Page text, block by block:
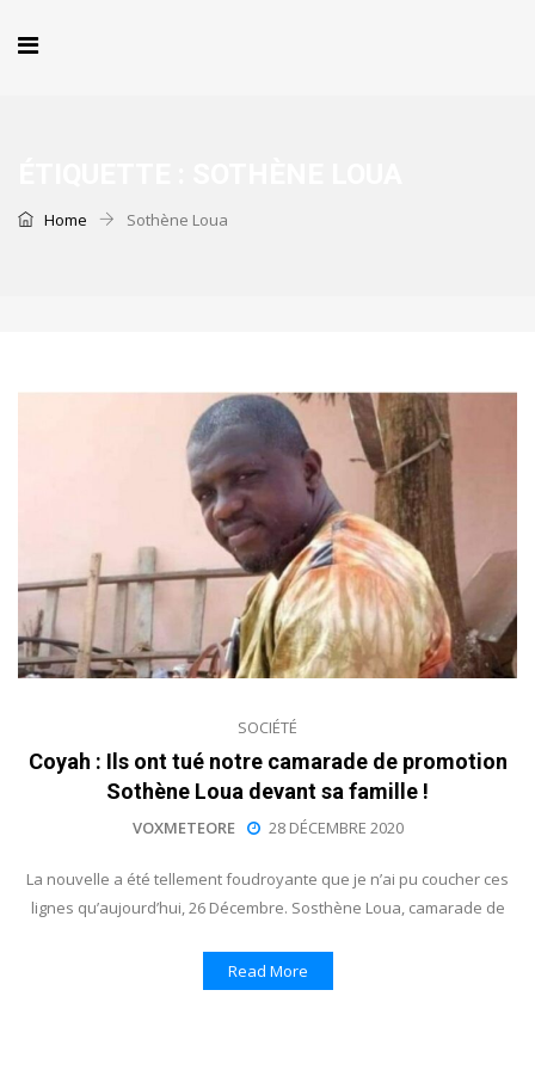
Home Sothène Loua
SOCIÉTÉ
Coyah : Ils ont tué notre camarade de promotion
Sothène Loua devant sa famille !
VOXMETEORE 28 DÉCEMBRE 2020
La nouvelle a été tellement foudroyante que je n’ai pu coucher ces
lignes qu’aujourd’hui, 26 Décembre. Sosthène Loua, camarade de
Read More